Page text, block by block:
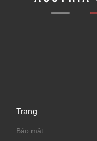
Trang
Bảo mật